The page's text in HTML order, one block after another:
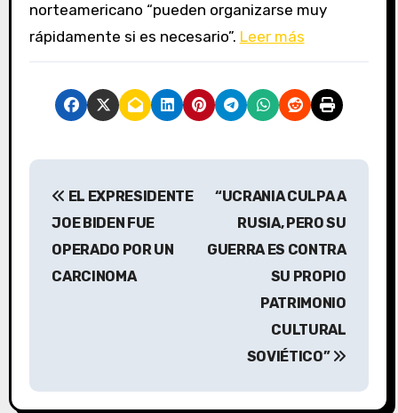
norteamericano “pueden organizarse muy
rápidamente si es necesario”. Leer más
N
c
EL EXPRESIDENTE
JOE BIDEN FUE
OPERADO POR UN
CARCINOMA
“UCRANIA CULPA A
RUSIA, PERO SU
GUERRA ES CONTRA
SU PROPIO
PATRIMONIO
CULTURAL
SOVIÉTICO”